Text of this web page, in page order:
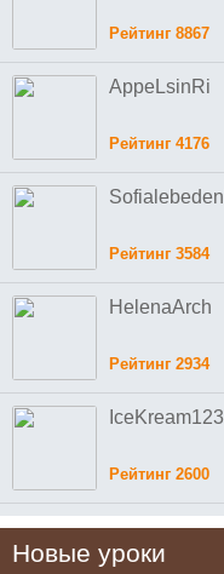
Рейтинг 8867
AppeLsinRi
Рейтинг 4176
Рейтинг 3584
HelenaArch
Рейтинг 2934
Рейтинг 2600
Новые уроки